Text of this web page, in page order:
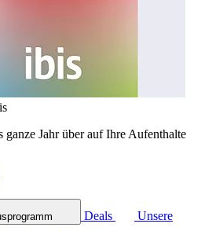
ganze Jahr über auf Ihre Aufenthalte
Deals
Unsere